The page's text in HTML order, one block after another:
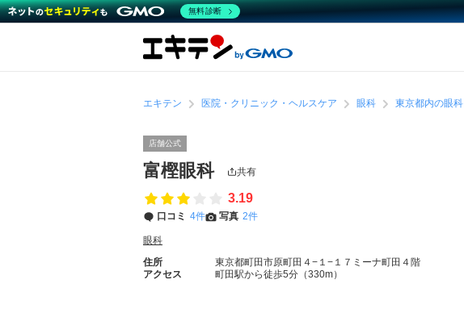
エキテン 医院・クリニック・ヘルスケア 眼科 東京都内の眼科
店舗公式
富樫眼科 共有
3.19
口コミ 4件 写真 2件
眼科
住所
東京都町田市原町田４−１−１７ミーナ町田４階
アクセス
町田駅から徒歩5分（330m）
無料診断